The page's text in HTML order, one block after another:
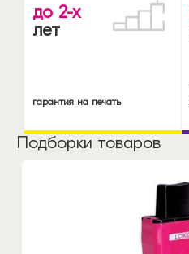
до 2-х
лет
гарантия на печать
Подборки товаров